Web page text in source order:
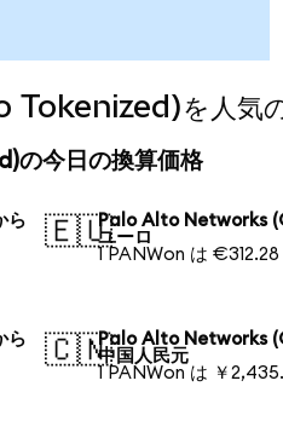
を人気の
の今日の換算価格
ら
🇪🇺Palo Alto Networks
ユーロ
1 PANWon は €312.28
ら
🇨🇳Palo Alto Networks
中国人民元
1 PANWon は ￥